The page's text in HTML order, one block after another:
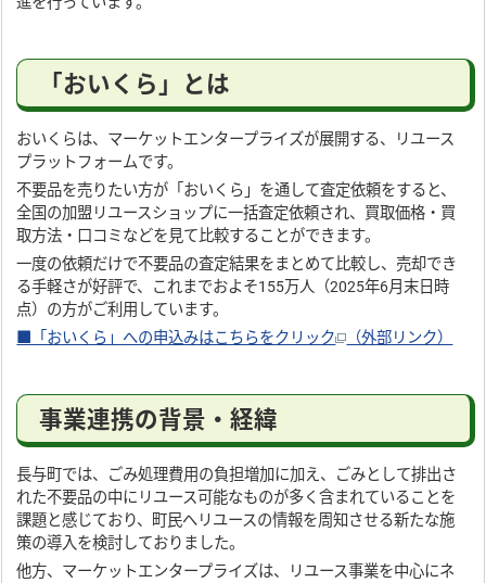
「おいくら」とは
おいくらは、マーケットエンタープライズが展開する、リユース
プラットフォームです。
不要品を売りたい方が「おいくら」を通して査定依頼をすると、
全国の加盟リユースショップに一括査定依頼され、買取価格・買
取方法・口コミなどを見て比較することができます。
一度の依頼だけで不要品の査定結果をまとめて比較し、売却でき
る手軽さが好評で、これまでおよそ155万人（2025年6月末日時
点）の方がご利用しています。
■「おいくら」への申込みはこちらをクリック
（外部リンク）
事業連携の背景・経緯
長与町では、ごみ処理費用の負担増加に加え、ごみとして排出さ
れた不要品の中にリユース可能なものが多く含まれていることを
課題と感じており、町民へリユースの情報を周知させる新たな施
策の導入を検討しておりました。
他方、マーケットエンタープライズは、リユース事業を中心にネ